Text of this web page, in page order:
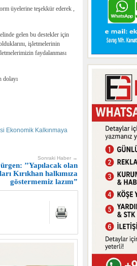
üyelerine teşekkür ederek ,
gelen bu destekler için
işletmelerinin
faydalanması
dolayı
Ekonomik Kalkınmaya
Sonraki Haber →
’’Yapılacak olan
Kırıkhan halkımıza
göstermemiz lazım”